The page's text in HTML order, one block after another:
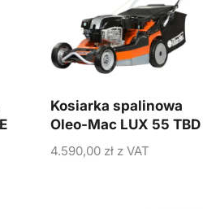
Kosiarka spalinowa
Oleo-Mac LUX 55 TBD
4.590,00 zł z VAT